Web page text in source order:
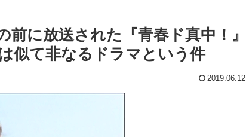
前に放送された『青春ド真中！』
似て非なるドラマという件
2019.06.12